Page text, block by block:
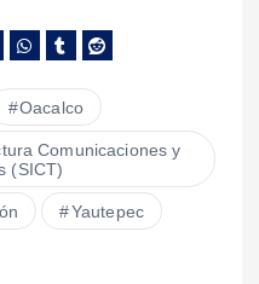
Oacalco
Comunicaciones y
(SICT)
Yautepec